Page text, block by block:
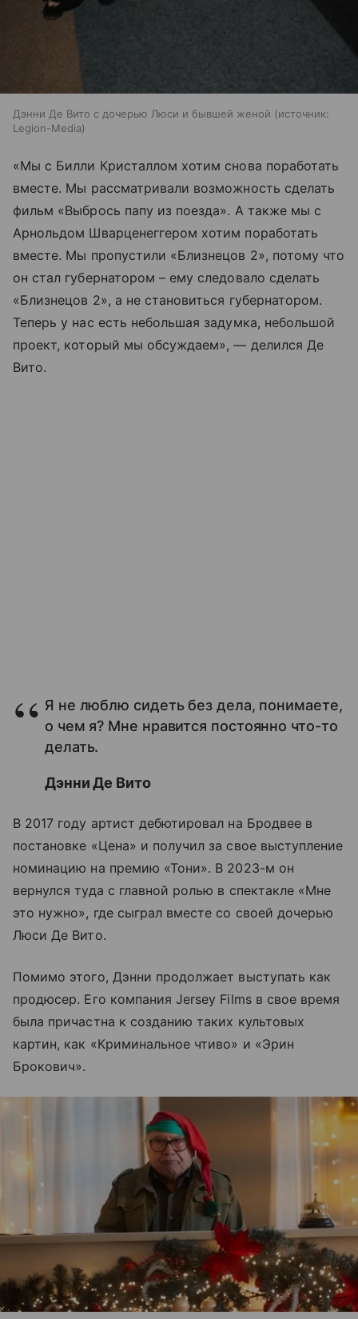
Дэнни Де Вито с дочерью Люси и бывшей женой
источник:
Legion-Media
«Мы с Билли Кристаллом хотим снова поработать
вместе. Мы рассматривали возможность сделать
фильм «Выбрось папу из поезда». А также мы с
Арнольдом Шварценеггером хотим поработать
вместе. Мы пропустили «Близнецов 2», потому что
он стал губернатором – ему следовало сделать
«Близнецов 2», а не становиться губернатором.
Теперь у нас есть небольшая задумка, небольшой
проект, который мы обсуждаем», — делился Де
Вито.
Я не люблю сидеть без дела, понимаете,
о чем я? Мне нравится постоянно что-то
делать.
Дэнни Де Вито
В 2017 году артист дебютировал на Бродвее в
постановке «Цена» и получил за свое выступление
номинацию на премию «Тони». В 2023-м он
вернулся туда с главной ролью в спектакле «Мне
это нужно», где сыграл вместе со своей дочерью
Люси Де Вито.
Помимо этого, Дэнни продолжает выступать как
продюсер. Его компания Jersey Films в свое время
была причастна к созданию таких культовых
картин, как «Криминальное чтиво» и «Эрин
Брокович».